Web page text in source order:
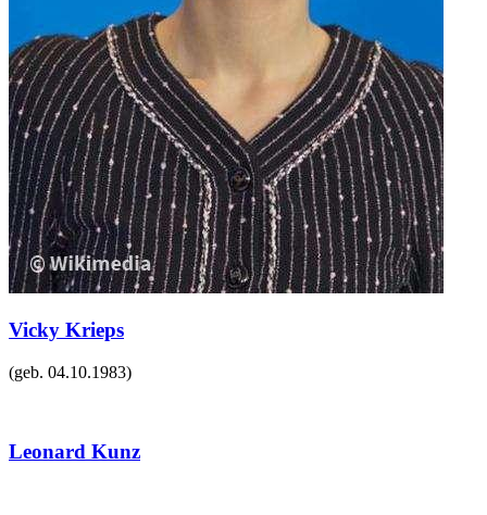
Vicky Krieps
(geb. 04.10.1983)
Leonard Kunz